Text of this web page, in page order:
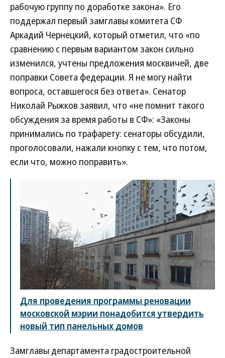
рабочую группу по доработке закона». Его
поддержал первый замглавы комитета СФ
Аркадий Чернецкий, который отметил, что «по
сравнению с первым вариантом закон сильно
изменился, учтены предложения москвичей, две
поправки Совета федерации. Я не могу найти
вопроса, оставшегося без ответа». Сенатор
Николай Рыжков заявил, что «не помнит такого
обсуждения за время работы в СФ»: «Законы
принимались по трафарету: сенаторы обсудили,
проголосовали, нажали кнопку с тем, что потом,
если что, можно поправить».
Для проведения программы реновации
московской мэрии понадобится утвердить
новый тип панельных домов
Замглавы департамента градостроительной